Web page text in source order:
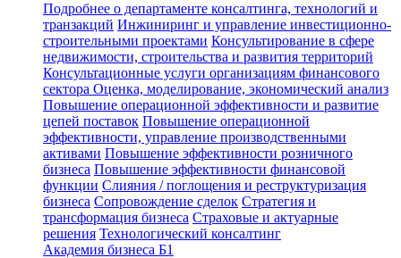
Подробнее о департаменте консалтинга, технологий и
транзакций Инжиниринг и управление инвестиционно-
строительными проектами Консультирование в сфере
недвижимости, строительства и развития территорий
Консультационные услуги организациям финансового
сектора Оценка, моделирование, экономический анализ
Повышение операционной эффективности и развитие
цепей поставок Повышение операционной
эффективности, управление производственными
активами Повышение эффективности розничного
бизнеса Повышение эффективности финансовой
функции Слияния / поглощения и реструктуризация
бизнеса Сопровождение сделок Стратегия и
трансформация бизнеса Страховые и актуарные
решения Технологический консалтинг
Академия бизнеса Б1